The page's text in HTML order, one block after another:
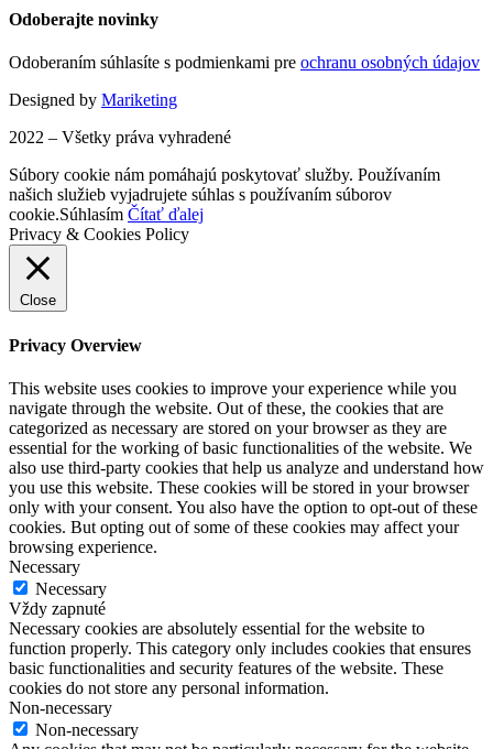
Odoberajte novinky
Odoberaním súhlasíte s podmienkami pre ochranu osobných údajov
Designed by Mariketing
2022 – Všetky práva vyhradené
Súbory cookie nám pomáhajú poskytovať služby. Používaním
našich služieb vyjadrujete súhlas s používaním súborov
cookie.Súhlasím Čítať ďalej
Privacy & Cookies Policy
Close
Privacy Overview
This website uses cookies to improve your experience while you
navigate through the website. Out of these, the cookies that are
categorized as necessary are stored on your browser as they are
essential for the working of basic functionalities of the website. We
also use third-party cookies that help us analyze and understand how
you use this website. These cookies will be stored in your browser
only with your consent. You also have the option to opt-out of these
cookies. But opting out of some of these cookies may affect your
browsing experience.
Necessary
Necessary
Vždy zapnuté
Necessary cookies are absolutely essential for the website to
function properly. This category only includes cookies that ensures
basic functionalities and security features of the website. These
cookies do not store any personal information.
Non-necessary
Non-necessary